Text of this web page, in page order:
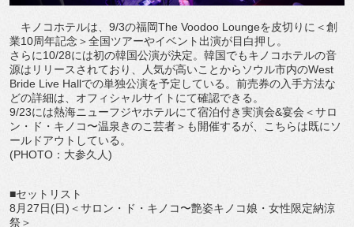
キノコホテルは、9/3の福岡The Voodoo Loungeを皮切りに＜創
業10周年記念＞全国ツアーやイベント出演が目白押し。
さらに10/28には初の韓国公演が決定。韓国でもキノコホテルの音
源はリリースされており、人気が高いことからソウル市内のWest
Bride Live Hallでの単独公演を予定している。前売券の入手方法な
どの詳細は、オフィシャルサイトにて確認できる。
9/23には熱海ニューフジヤホテルにて宿泊付き実演会&宴会＜サロ
ン・ド・キノコ〜温泉きのこ芸者＞も開催するが、こちらは既にソ
ールドアウトしている。
(PHOTO：大参久人)
■セットリスト
8月27日(日)＜サロン・ド・キノコ〜艶姿キノコ娘・女性限定納涼
祭＞